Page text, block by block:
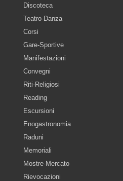
Discoteca
Teatro-Danza
Corsi
Gare-Sportive
Manifestazioni
Convegni
Riti-Religiosi
Reading
Escursioni
Enogastronomia
Raduni
Memoriali
Mostre-Mercato
Rievocazioni